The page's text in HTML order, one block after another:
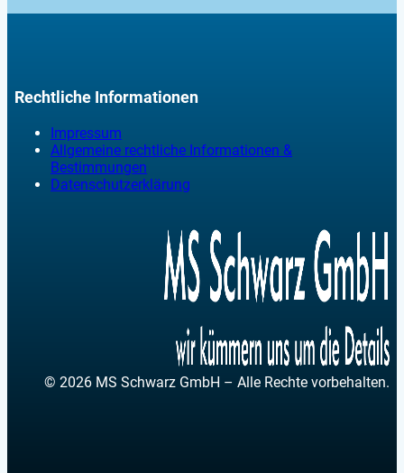
Rechtliche Informationen
Impressum
Allgemeine rechtliche Informationen &
Bestimmungen
Datenschutzerklärung
© 2026 MS Schwarz GmbH – Alle Rechte vorbehalten.